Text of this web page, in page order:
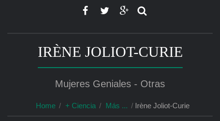
IRÈNE JOLIOT-CURIE
Mujeres Geniales - Otras
Home + Ciencia Más ... Irène Joliot-Curie